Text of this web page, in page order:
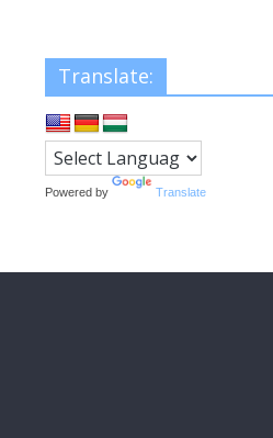
Translate:
Powered by Translate